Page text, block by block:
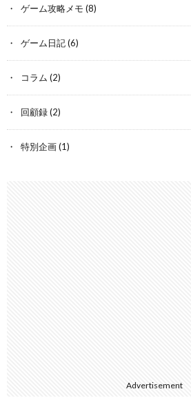
ゲーム攻略メモ (8)
ゲーム日記(6)
コラム (2)
回顧録(2)
特別企画(1)
Advertisement